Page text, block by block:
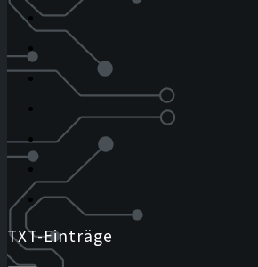
TXT-Einträge